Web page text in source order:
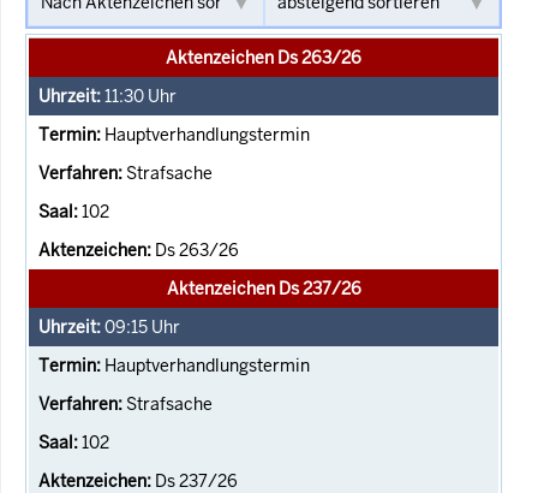
Aktenzeichen Ds 263/26
11:30 Uhr
Hauptverhandlungstermin
Strafsache
102
Ds 263/26
Aktenzeichen Ds 237/26
09:15 Uhr
Hauptverhandlungstermin
Strafsache
102
Ds 237/26